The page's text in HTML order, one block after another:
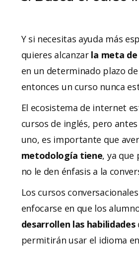
Y si necesitas ayuda más
quieres alcanzarla meta de
en un determinado plazo
entonces un curso nunca
El ecosistema de internet
cursos de inglés, pero
uno, es importante que
metodología tiene, ya que
no le den énfasis a la
Los cursos
enfocarse en que los
desarrollen las habilidades
permitirán usar el idioma